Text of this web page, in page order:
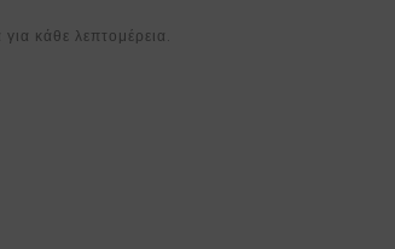
κάθε λεπτομέρεια.